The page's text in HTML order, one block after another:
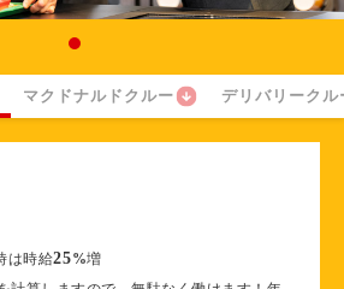
マクドナルドクルー デリバリークル
は時給25%増